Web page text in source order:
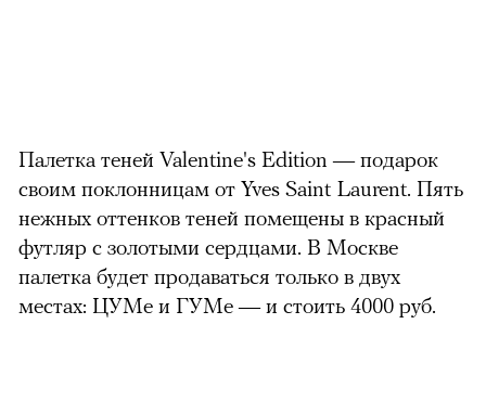
Палетка теней Valentine's Edition — подарок
своим поклонницам от Yves Saint Laurent. Пять
нежных оттенков теней помещены в красный
футляр с золотыми сердцами. В Москве
палетка будет продаваться только в двух
местах: ЦУМе и ГУМе — и стоить 4000 руб.